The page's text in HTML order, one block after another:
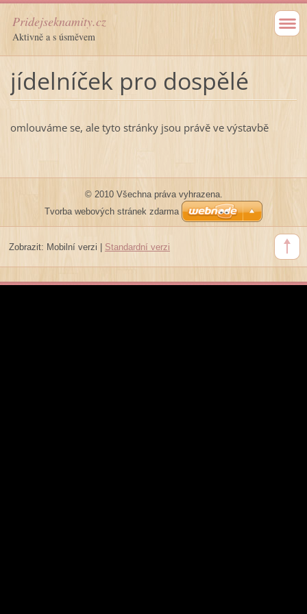
Pridejseknamity.cz
Aktivně a s úsměvem
jídelníček pro dospělé
omlouváme se, ale tyto stránky jsou právě ve výstavbě
© 2010 Všechna práva vyhrazena.
Tvorba webových stránek zdarma
Zobrazit: Mobilní verzi Standardní verzi